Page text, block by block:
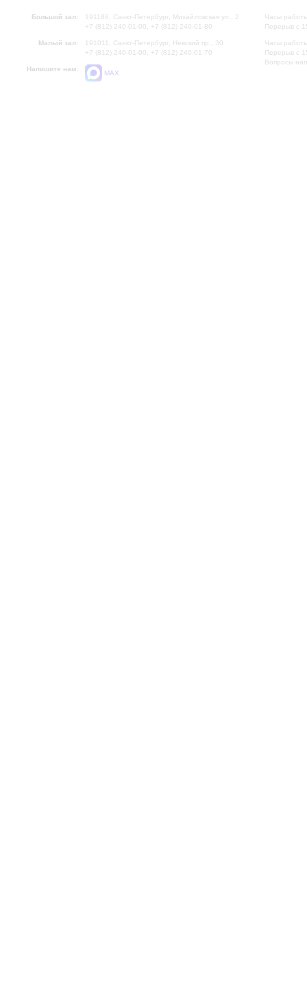
Большой зал:
191186, Санкт-Петербург, Михайловская ул., 2
+7 (812) 240-01-00, +7 (812) 240-01-80
Малый зал:
191011, Санкт-Петербург, Невский пр., 30
+7 (812) 240-01-00, +7 (812) 240-01-70
Напишите нам:
MAX
Часы
Перерыв с
Часы
Перерыв с
Вопросы